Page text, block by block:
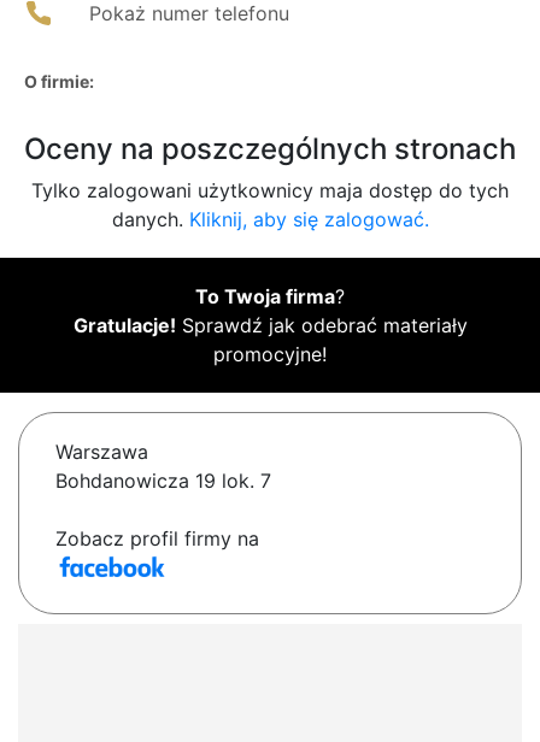
Pokaż numer telefonu
O firmie:
Oceny na poszczególnych stronach
Tylko zalogowani użytkownicy maja dostęp do tych
danych. Kliknij, aby się zalogować.
To Twoja firma?
Gratulacje! Sprawdź jak odebrać materiały
promocyjne!
Warszawa
Bohdanowicza 19 lok. 7
Zobacz profil firmy na